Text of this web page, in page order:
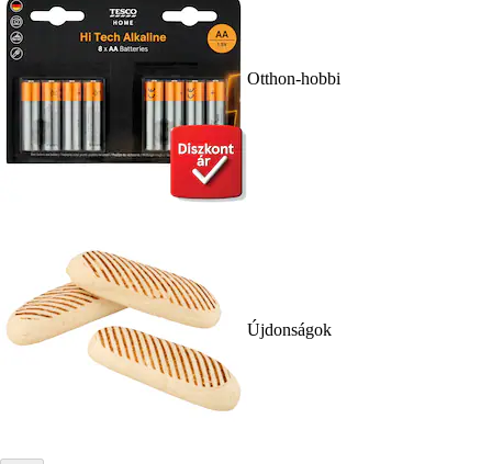
Otthon-hobbi
Újdonságok